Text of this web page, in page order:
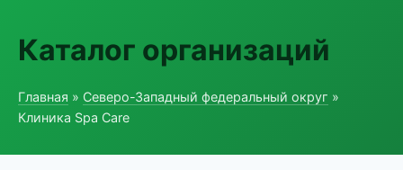
Каталог организаций
Главная » Северо-Западный федеральный округ »
Клиника Spa Care